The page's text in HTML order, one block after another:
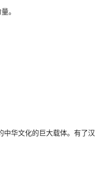
。
化的巨大载体。有了汉